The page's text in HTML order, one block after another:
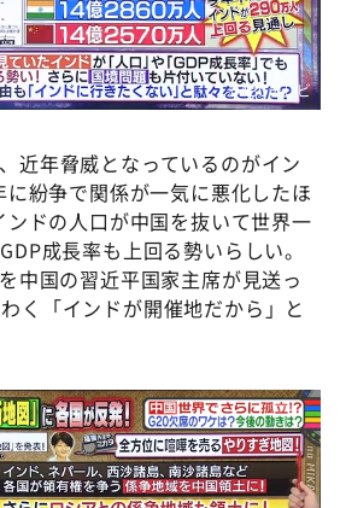
©️ABCテレビ
近年脅威となっているのがイン
紛争で関係が一気に悪化したほ
ドの人口が中国を抜いて世界一
成長率も上回る勢いらしい。
中国の習近平国家主席が見送っ
く「インドが開催地だから」と